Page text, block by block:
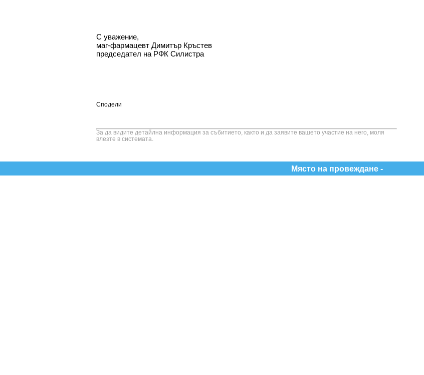
С уважение,
маг-фармацевт Димитър Кръстев
председател на РФК Силистра
Сподели
За да видите детайлна информация за събитието, както и да заявите вашето участие на него, моля
влезте в системата.
Място на провеждане -